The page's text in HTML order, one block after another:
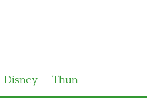
Disney Thun